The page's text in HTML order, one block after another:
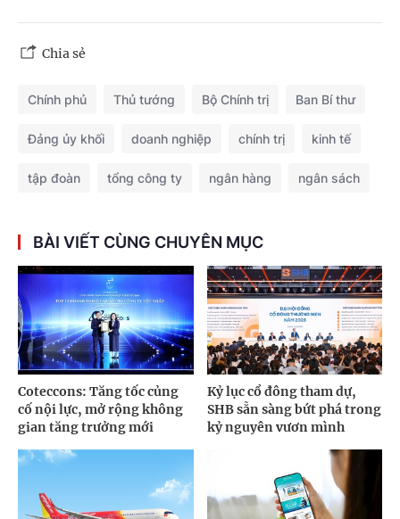
Chia sẻ
Chính phủ Thủ tướng Bộ Chính trị Ban Bí thư
Đảng ủy khối doanh nghiệp chính trị kinh tế
tập đoàn tổng công ty ngân hàng ngân sách
BÀI VIẾT CÙNG CHUYÊN MỤC
Coteccons: Tăng tốc củng
cố nội lực, mở rộng không
gian tăng trưởng mới
Kỷ lục cổ đông tham dự,
SHB sẵn sàng bứt phá trong
kỷ nguyên vươn mình